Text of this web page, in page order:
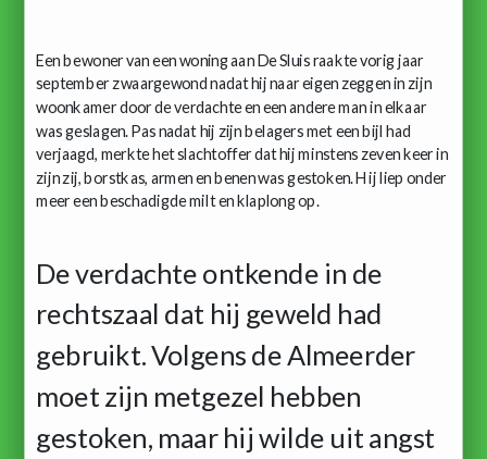
Een bewoner van een woning aan De Sluis raakte vorig jaar
september zwaargewond nadat hij naar eigen zeggen in zijn
woonkamer door de verdachte en een andere man in elkaar
was geslagen. Pas nadat hij zijn belagers met een bijl had
verjaagd, merkte het slachtoffer dat hij minstens zeven keer in
zijn zij, borstkas, armen en benen was gestoken. Hij liep onder
meer een beschadigde milt en klaplong op.
De verdachte ontkende in de
rechtszaal dat hij geweld had
gebruikt. Volgens de Almeerder
moet zijn metgezel hebben
gestoken, maar hij wilde uit angst